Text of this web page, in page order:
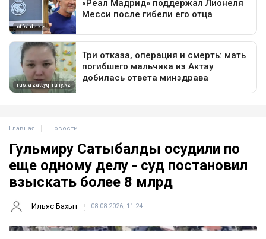
Главная Новости
Гульмиру Сатыбалды осудили по
еще одному делу - суд постановил
взыскать более 8 млрд
Ильяс Бахыт 08.08.2026, 11:24